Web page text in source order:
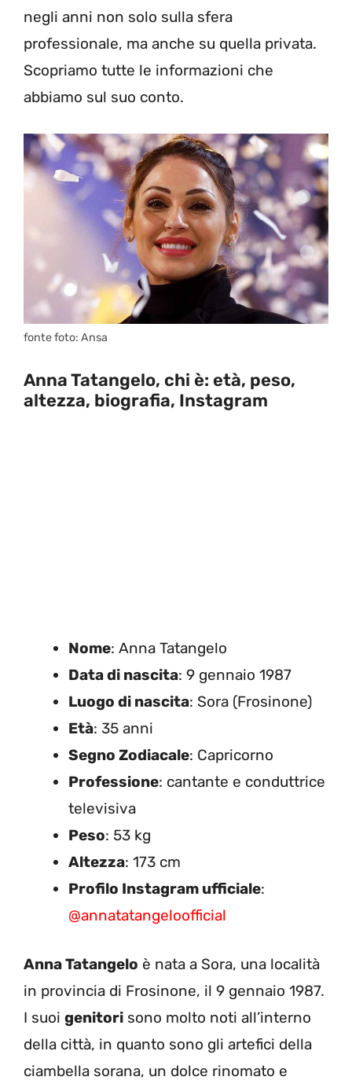
negli anni non solo sulla sfera
professionale, ma anche su quella privata.
Scopriamo tutte le informazioni che
abbiamo sul suo conto.
fonte foto: Ansa
Anna Tatangelo, chi è: età, peso,
altezza, biografia, Instagram
Nome: Anna Tatangelo
Data di nascita: 9 gennaio 1987
Luogo di nascita: Sora (Frosinone)
Età: 35 anni
Segno Zodiacale: Capricorno
Professione: cantante e conduttrice
televisiva
Peso: 53 kg
Altezza: 173 cm
Profilo Instagram ufficiale:
@annatatangeloofficial
Anna Tatangelo è nata a Sora, una località
in provincia di Frosinone, il 9 gennaio 1987.
I suoi genitori sono molto noti all’interno
della città, in quanto sono gli artefici della
ciambella sorana, un dolce rinomato e